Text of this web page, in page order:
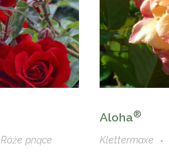
Róże pnące
Aloha®
Klettermaxe